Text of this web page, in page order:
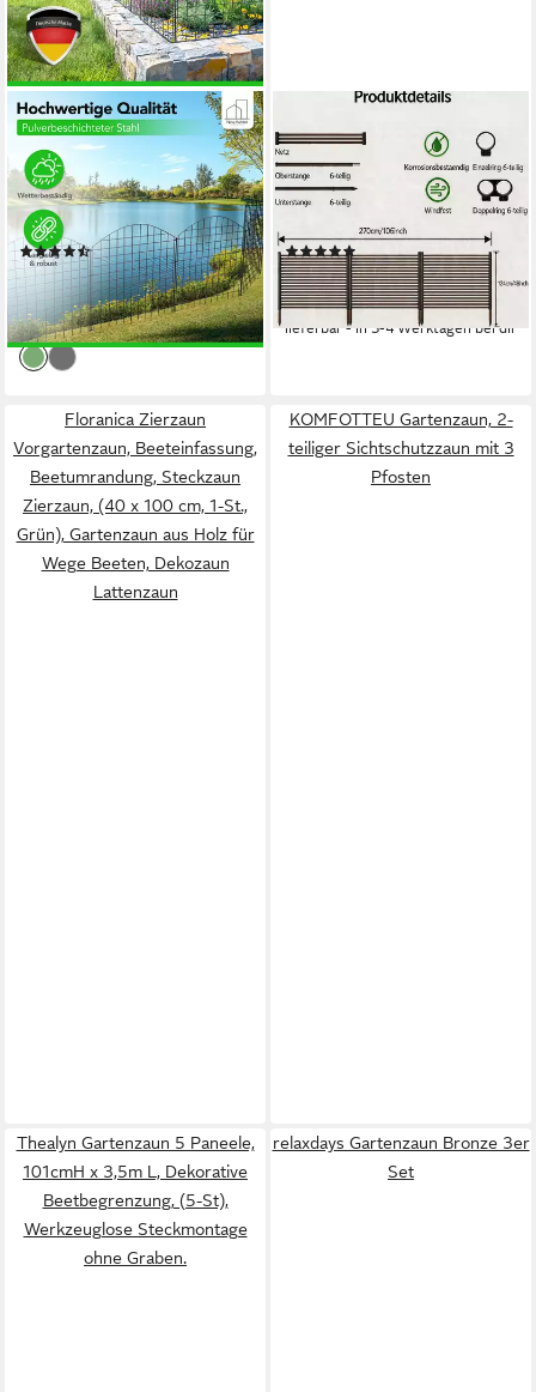
NEWHABITAT
Teichzaun Steckzaun Zaun
Gartenzaun Hundezaun
Gitterzaun Zaunset, (Set, inkl.
Stäbe), mehrere Sets
kombinierbar
(9)
ab 49,90 € UVP59,90 €
-17%
lieferbar - in 3-4 Werktagen bei dir
Gartenzaun 3 Stück
Sichtschutzzaun,
Freistehender dekorativer
Zaun 270*124cm
(1)
145,99 € UVP249,99 €
-42%
lieferbar - in 3-4 Werktagen bei dir
Floranica Zierzaun
Vorgartenzaun, Beeteinfassung,
Beetumrandung, Steckzaun
Zierzaun, (40 x 100 cm, 1-St.,
Grün), Gartenzaun aus Holz für
Wege Beeten, Dekozaun
Lattenzaun
KOMFOTTEU Gartenzaun, 2-
teiliger Sichtschutzzaun mit 3
Pfosten
Thealyn Gartenzaun 5 Paneele,
101cmH x 3,5m L, Dekorative
Beetbegrenzung, (5-St),
Werkzeuglose Steckmontage
ohne Graben.
relaxdays Gartenzaun Bronze 3er
Set